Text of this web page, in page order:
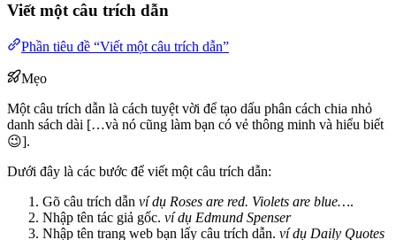
Viết một câu trích dẫn
Phần tiêu đề “Viết một câu trích dẫn”
Mẹo
Một câu trích dẫn là cách tuyệt vời để tạo dấu phân cách chia nhỏ
danh sách dài […và nó cũng làm bạn có vẻ thông minh và hiểu biết
😉].
Dưới đây là các bước để viết một câu trích dẫn:
Gõ câu trích dẫn ví dụ Roses are red. Violets are blue….
Nhập tên tác giả gốc. ví dụ Edmund Spenser
Nhập tên trang web bạn lấy câu trích dẫn. ví dụ Daily Quotes